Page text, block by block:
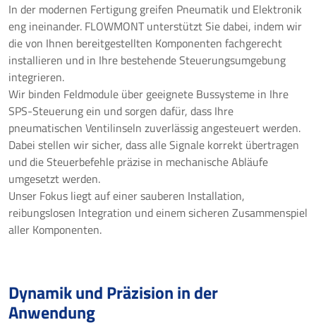
In der modernen Fertigung greifen Pneumatik und Elektronik
eng ineinander. FLOWMONT unterstützt Sie dabei, indem wir
die von Ihnen bereitgestellten Komponenten fachgerecht
installieren und in Ihre bestehende Steuerungsumgebung
integrieren.
Wir binden Feldmodule über geeignete Bussysteme in Ihre
SPS-Steuerung ein und sorgen dafür, dass Ihre
pneumatischen Ventilinseln zuverlässig angesteuert werden.
Dabei stellen wir sicher, dass alle Signale korrekt übertragen
und die Steuerbefehle präzise in mechanische Abläufe
umgesetzt werden.
Unser Fokus liegt auf einer sauberen Installation,
reibungslosen Integration und einem sicheren Zusammenspiel
aller Komponenten.
Dynamik und Präzision in der
Anwendung